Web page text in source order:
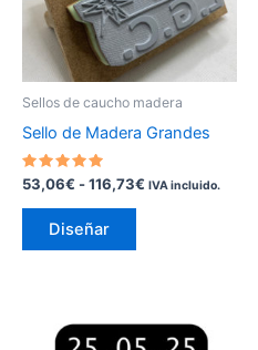
Sellos de caucho madera
Sello de Madera Grandes
Valorado
con
5.00
de 5
53,06€ -116,73€ IVA incluido.
Diseñar
Las
opciones
se
en
producto